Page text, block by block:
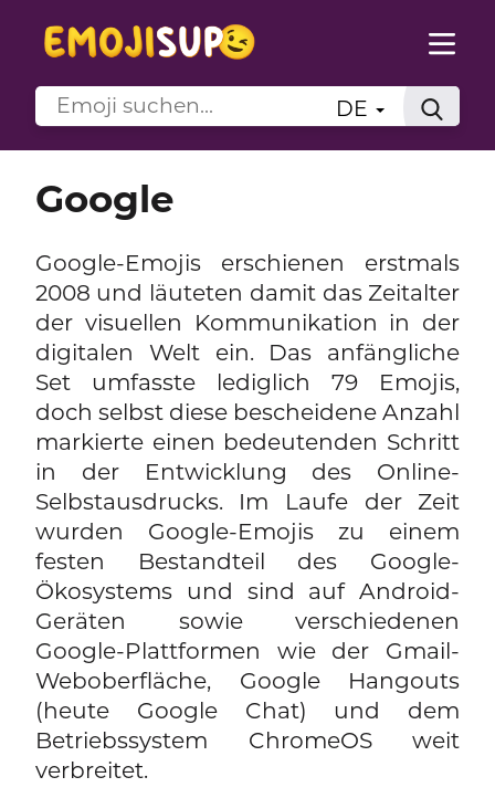
DE
Google
Google-Emojis erschienen erstmals
2008 und läuteten damit das Zeitalter
der visuellen Kommunikation in der
digitalen Welt ein. Das anfängliche
Set umfasste lediglich 79 Emojis,
doch selbst diese bescheidene Anzahl
markierte einen bedeutenden Schritt
in der Entwicklung des Online-
Selbstausdrucks. Im Laufe der Zeit
wurden Google-Emojis zu einem
festen Bestandteil des Google-
Ökosystems und sind auf Android-
Geräten sowie verschiedenen
Google-Plattformen wie der Gmail-
Weboberfläche, Google Hangouts
(heute Google Chat) und dem
Betriebssystem ChromeOS weit
verbreitet.